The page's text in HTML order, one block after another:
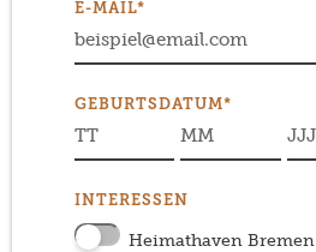
E-MAIL*
GEBURTSDATUM*
INTERESSEN
Heimathaven Bremen